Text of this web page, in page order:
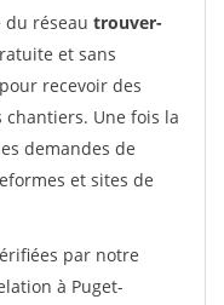
du réseau trouver-
et sans
recevoir des
Une fois la
demandes de
et sites de
par notre
à Puget-